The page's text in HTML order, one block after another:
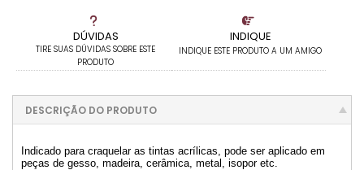
DÚVIDAS
TIRE SUAS DÚVIDAS SOBRE ESTE
PRODUTO
INDIQUE
INDIQUE ESTE PRODUTO A UM AMIGO
DESCRIÇÃO DO PRODUTO
Indicado para craquelar as tintas acrílicas, pode ser aplicado em
peças de gesso, madeira, cerâmica, metal, isopor etc.